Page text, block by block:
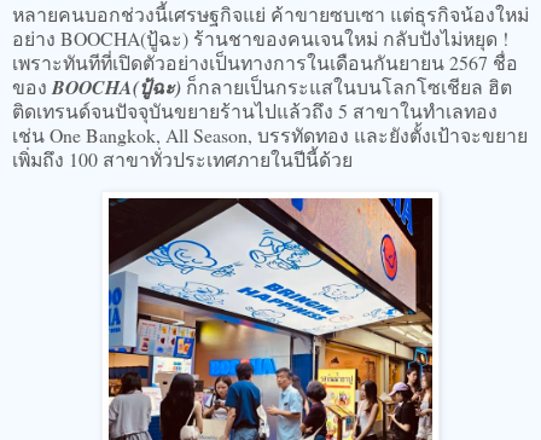
หลายคนบอกช่วงนี้เศรษฐกิจแย่ ค้าขายซบเซา แต่ธุรกิจน้องใหม่
อย่าง BOOCHA(ปู้ฉะ) ร้านชาของคนเจนใหม่ กลับปังไม่หยุด !
เพราะทันทีที่เปิดตัวอย่างเป็นทางการในเดือนกันยายน 2567 ชื่อ
ของBOOCHA(ปู้ฉะ) ก็กลายเป็นกระแสในบนโลกโซเชียล ฮิต
ติดเทรนด์จนปัจจุบันขยายร้านไปแล้วถึง 5 สาขาในทำเลทอง
เช่น One Bangkok, All Season, บรรทัดทอง และยังตั้งเป้าจะขยาย
เพิ่มถึง 100 สาขาทั่วประเทศภายในปีนี้ด้วย